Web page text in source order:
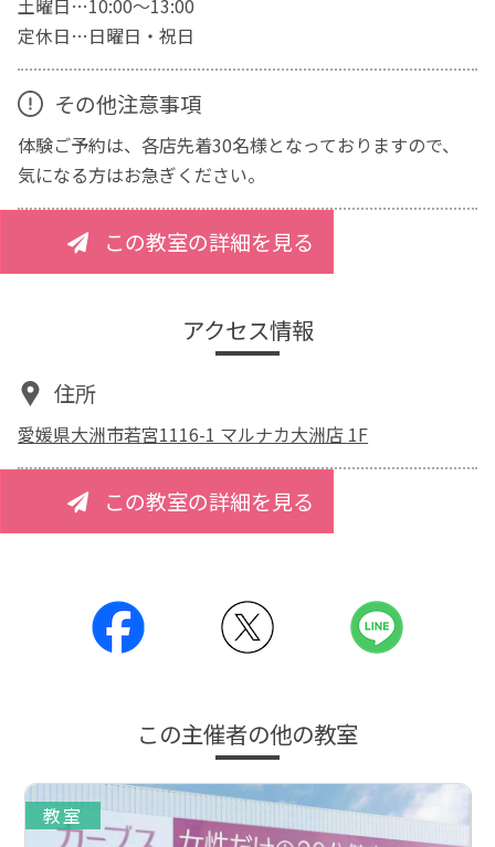
定休日…日曜日・祝日
その他注意事項
体験ご予約は、各店先着30名様となっておりますので、
気になる方はお急ぎください。
この教室の詳細を見る
アクセス情報
住所
愛媛県大洲市若宮1116-1 マルナカ大洲店 1F
この教室の詳細を見る
この主催者の他の教室
教室